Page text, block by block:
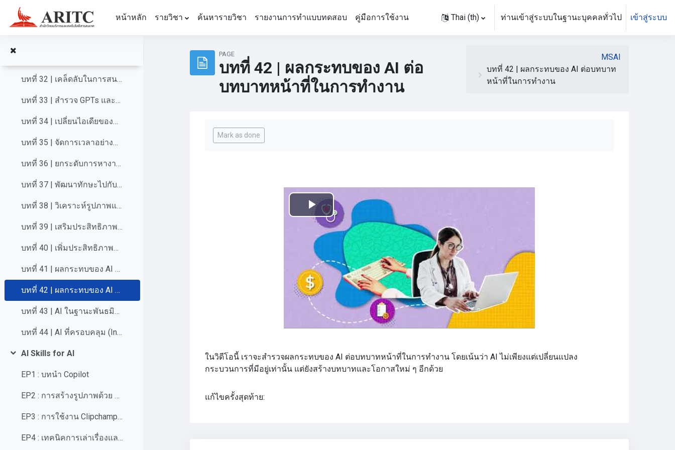
ข้ามไปที่เนื้อหาหลัก
หน้าหลัก
รายวิชา ค้นหารายวิชา รายงานการทำแบบทดสอบ คู่มือการใช้งาน Thai ‎(th)‎ ท่านเข้าสู่ระบบในฐานะบุคคลทั่วไป เข้าสู่ระบบ
บทที่ 29 | Microsoft Copilot คืออะไร
บทที่ 32 | เคล็ดลับในการสนทนากับ Copilot
บทที่ 33 | สำรวจ GPTs และปลั๊กอินใน Copilot
บทที่ 34 | เปลี่ยนไอเดียของคุณให้กลายเป็นจริงด้วย Copilot
บทที่ 35 | จัดการเวลาอย่างมีประสิทธิภาพด้วย Copilot
บทที่ 36 | ยกระดับการหางานของคุณด้วย Copilot
บทที่ 37 | พัฒนาทักษะไปกับ Copilot
บทที่ 38 | วิเคราะห์รูปภาพและเอกสารด้วย Copilot
บทที่ 39 | เสริมประสิทธิภาพการทำงานด้วย Copilot
บทที่ 40 | เพิ่มประสิทธิภาพการทำงานของคุณด้วย Copilot ใน Edge
บทที่ 41 | ผลกระทบของ AI ต่อการเข้าถึง
บทที่ 42 | ผลกระทบของ AI ต่อบทบาทหน้าที่ในการทำงาน
บทที่ 43 | AI ในฐานะพันธมิตรที่ให้ความช่วยเหลือด้านมนุษยธรรม
บทที่ 44 | AI ที่ครอบคลุม (Inclusive AI) พร้อม Copilot
AI Skills for Al
EP1 : บทนำ Copilot
EP2 : การสร้างรูปภาพด้วย Microsoft Copilot
EP3 : การใช้งาน Clipchamp เพื่อตัดต่อวิดีโอ
EP4 : เทคนิคการเล่าเรื่องและการสร้างข้อมูลตามความต้องการของแต่ละบุคคล
PAGE
บทที่ 42 | ผลกระทบของ AI ต่อ
บทบาทหน้าที่ในการทำงาน
MSAI
บทที่ 42 | ผลกระทบของ AI ต่อบทบาท
หน้าที่ในการทำงาน
Mark as done
เล่น
วิดีโอ
ในวิดีโอนี้ เราจะสำรวจผลกระทบของ AI ต่อบทบาทหน้าที่ในการทำงาน โดยเน้นว่า AI ไม่เพียงแต่เปลี่ยนแปลง
กระบวนการที่มีอยู่เท่านั้น แต่ยังสร้างบทบาทและโอกาสใหม่ ๆ อีกด้วย
แก้ไขครั้งสุดท้าย: